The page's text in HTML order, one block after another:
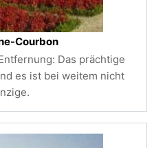
Courbon
Das prächtige
es ist bei weitem nicht